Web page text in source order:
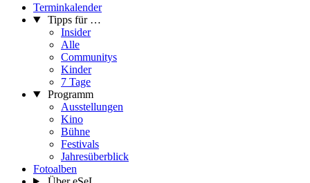
Terminkalender
Tipps für …
Insider
Alle
Communitys
Kinder
7 Tage
Programm
Ausstellungen
Kino
Bühne
Festivals
Jahresüberblick
Fotoalben